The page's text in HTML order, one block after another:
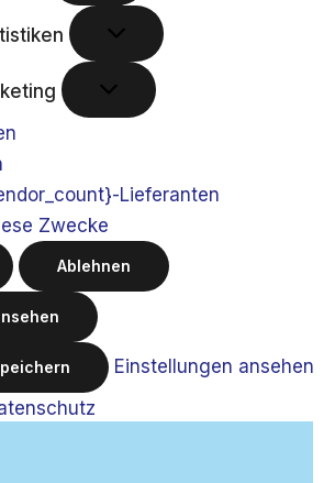
Lieferanten
Zwecke
Ablehnen
Einstellungen ansehen